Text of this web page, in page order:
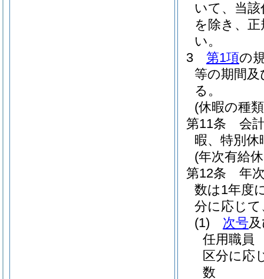
いて、当
を除き、
い。
3
第1項の
等の期間
る。
(休暇の種
第11条
会
暇、特別
(年次有給
第12条
年
数は1年度
分に応じて
(1)
次号
任用職員
区分に応
数